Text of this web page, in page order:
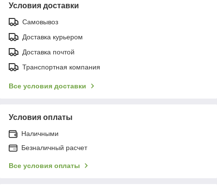
Условия доставки
Самовывоз
Доставка курьером
Доставка почтой
Транспортная компания
Все условия доставки
Условия оплаты
Наличными
Безналичный расчет
Все условия оплаты